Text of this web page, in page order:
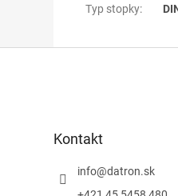
Typ stopky:
Kontakt
info@datron.sk